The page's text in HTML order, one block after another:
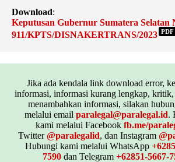
Download:
Keputusan Gubernur Sumatera Selatan
911/KPTS/DISNAKERTRANS/2023 PDF
Jika ada kendala link download error,
informasi, informasi kurang lengkap, kritik,
menambahkan informasi, silakan
melalui emailparalegal@paralegal.id.
kami melalui Facebook fb.me/
Twitter@paralegalid, dan Instagram
Hubungi kami melalui WhatsApp
7590dan Telegram +62851-5667-